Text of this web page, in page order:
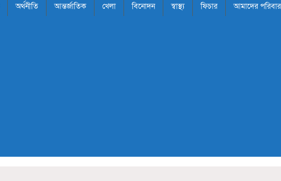
অর্থনীতি আন্তর্জাতিক খেলা বিনোদন স্বাস্থ্য ফিচার আমাদের পরিবার